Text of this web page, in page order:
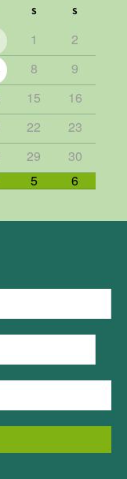
S S
1
2
8
9
15
16
22
23
29
30
5 6